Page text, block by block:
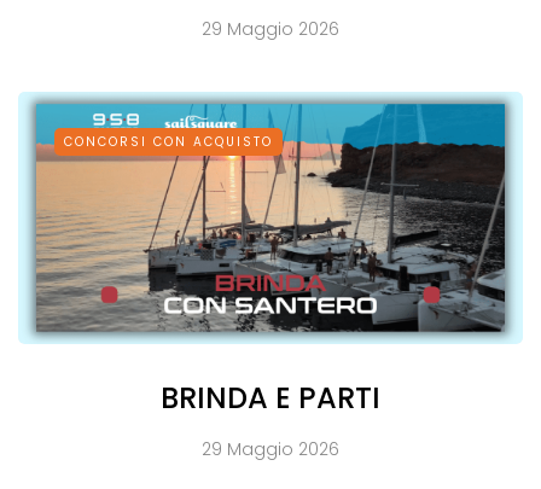
29 Maggio 2026
CONCORSI CON ACQUISTO
BRINDA E PARTI
29 Maggio 2026